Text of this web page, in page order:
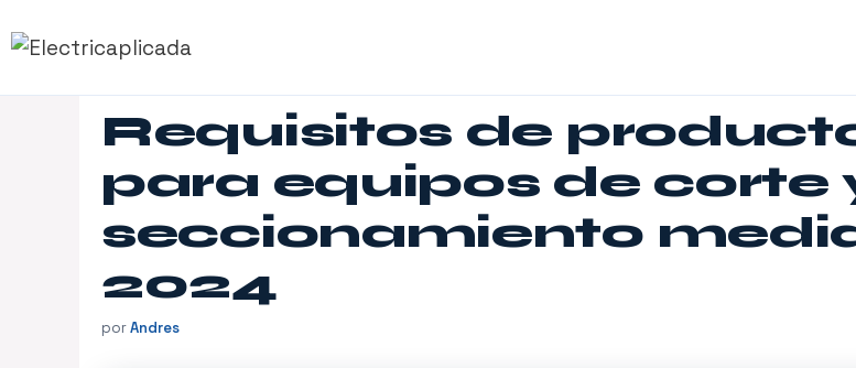
al
Requisitos de
para equipos de corte
seccionamiento
2024
porAndres